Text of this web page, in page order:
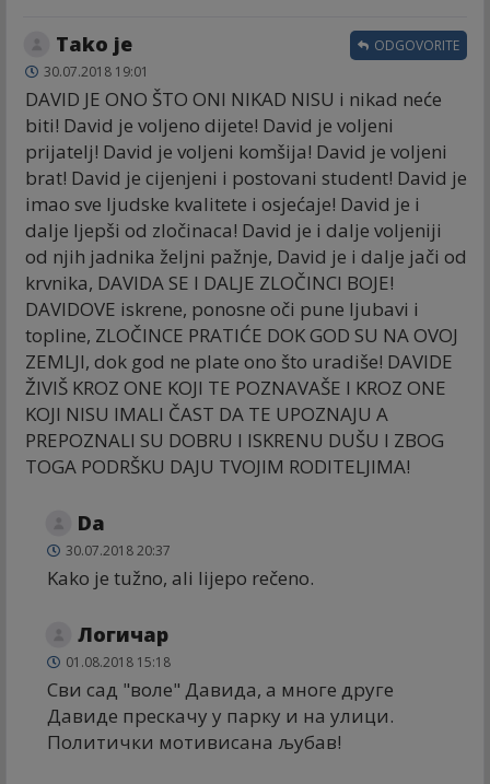
Tako je
30.07.2018 19:01
DAVID JE ONO ŠTO ONI NIKAD NISU i nikad neće
biti! David je voljeno dijete! David je voljeni
prijatelj! David je voljeni komšija! David je voljeni
brat! David je cijenjeni i postovani student! David je
imao sve ljudske kvalitete i osjećaje! David je i
dalje ljepši od zločinaca! David je i dalje voljeniji
od njih jadnika željni pažnje, David je i dalje jači od
krvnika, DAVIDA SE I DALJE ZLOČINCI BOJE!
DAVIDOVE iskrene, ponosne oči pune ljubavi i
topline, ZLOČINCE PRATIĆE DOK GOD SU NA OVOJ
ZEMLJI, dok god ne plate ono što uradiše! DAVIDE
ŽIVIŠ KROZ ONE KOJI TE POZNAVAŠE I KROZ ONE
KOJI NISU IMALI ČAST DA TE UPOZNAJU A
PREPOZNALI SU DOBRU I ISKRENU DUŠU I ZBOG
TOGA PODRŠKU DAJU TVOJIM RODITELJIMA!
ODGOVORITE
Da
30.07.2018 20:37
Kako je tužno, ali lijepo rečeno.
Логичар
01.08.2018 15:18
Сви сад "воле" Давида, а многе друге
Давиде прескачу у парку и на улици.
Политички мотивисана љубав!